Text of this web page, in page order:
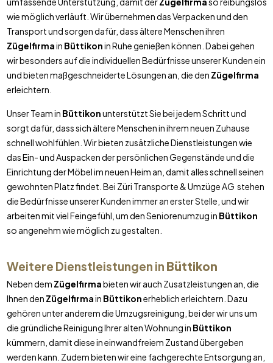
wie möglich verläuft. Wir übernehmen das Verpacken und den
Transport und sorgen dafür, dass ältere Menschen ihren
Zügelfirmain Büttikonin Ruhe genießen können. Dabei gehen
wir besonders auf die individuellen Bedürfnisse unserer Kunden ein
und bieten maßgeschneiderte Lösungen an, die den Zügelfirma
erleichtern.
Unser Team in Büttikonunterstützt Sie bei jedem Schritt und
sorgt dafür, dass sich ältere Menschen in ihrem neuen Zuhause
schnell wohlfühlen. Wir bieten zusätzliche Dienstleistungen wie
das Ein- und Auspacken der persönlichen Gegenstände und die
Einrichtung der Möbel im neuen Heim an, damit alles schnell seinen
gewohnten Platz findet. Bei Züri Transporte & Umzüge AG stehen
die Bedürfnisse unserer Kunden immer an erster Stelle, und wir
arbeiten mit viel Feingefühl, um den Seniorenumzug in Büttikon
so angenehm wie möglich zu gestalten.
Weitere Dienstleistungen in Büttikon
Neben dem Zügelfirmabieten wir auch Zusatzleistungen an, die
Ihnen den Zügelfirmain Büttikonerheblich erleichtern. Dazu
gehören unter anderem die Umzugsreinigung, bei der wir uns um
die gründliche Reinigung Ihrer alten Wohnung in Büttikon
kümmern, damit diese in einwandfreiem Zustand übergeben
werden kann. Zudem bieten wir eine fachgerechte Entsorgung an,